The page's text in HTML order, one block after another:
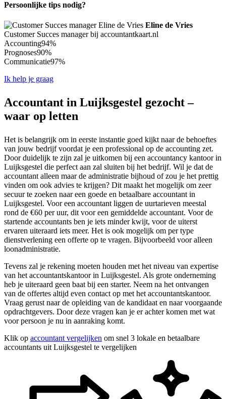
Persoonlijke tips nodig?
Eline de Vries
Customer Succes manager bij accountantkaart.nl
Accounting94%
Prognoses90%
Communicatie97%
Ik help je graag
Accountant in Luijksgestel gezocht –
waar op letten
Het is belangrijk om in eerste instantie goed kijkt naar de behoeftes
van jouw bedrijf voordat je een professional op de accounting zet.
Door duidelijk te zijn zal je uitkomen bij een accountancy kantoor in
Luijksgestel die perfect aan zal sluiten bij het bedrijf. Wil je dat de
accountant alleen maar de administratie bijhoud of zou je het prettig
vinden om ook advies te krijgen? Dit maakt het mogelijk om zeer
secuur te zoeken naar een goede en betaalbare accountant in
Luijksgestel. Voor een accountant liggen de uurtarieven meestal
rond de €60 per uur, dit voor een gemiddelde accountant. Voor de
startende accountants ben je iets minder kwijt, voor de uiterst
ervaren uiteraard iets meer. Het is ook mogelijk om per type
dienstverlening een offerte op te vragen. Bijvoorbeeld voor alleen
loonadministratie.
Tevens zal je rekening moeten houden met het niveau van expertise
van het accountantskantoor in Luijksgestel. Als grote onderneming
heb je uiteraard geen baat bij een starter. Neem na het ontvangen
van de offertes altijd even contact op met het accountantskantoor.
Vraag gerust naar de opleiding van de kandidaat en naar voorgaande
opdrachtgevers. Door deze vragen kan je er achter komen met wat
voor persoon je nu in aanraking komt.
Klik op accountant vergelijken om snel 3 lokale en betaalbare
accountants uit Luijksgestel te vergelijken